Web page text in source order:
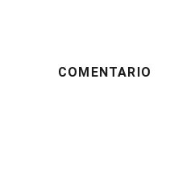
COMENTARIO